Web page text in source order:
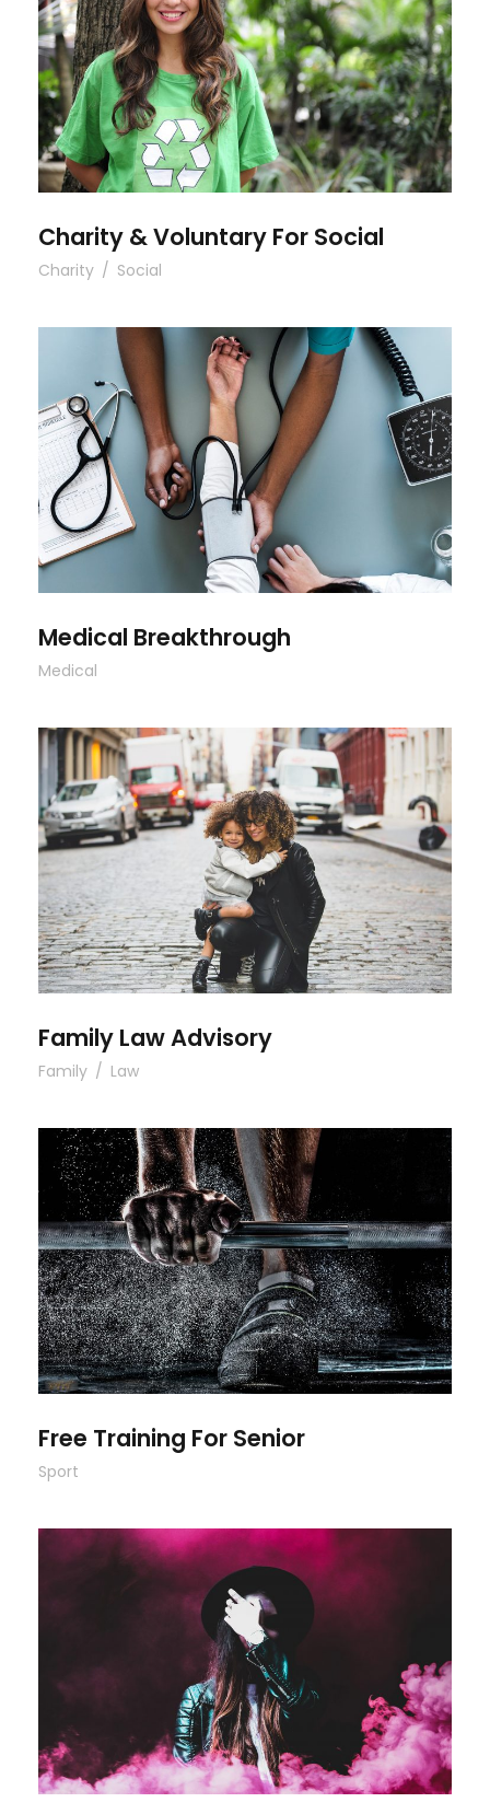
Charity & Voluntary For Social
Charity & Voluntary For Social
Charity / Social
Medical Breakthrough
Medical Breakthrough
Medical
Family Law Advisory
Family Law Advisory
Family / Law
Free Training For Senior
Free Training For Senior
Sport
Stage Play From Students